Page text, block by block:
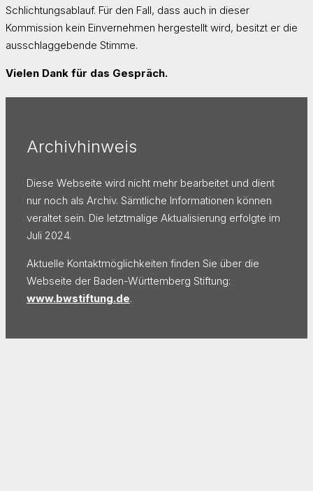
Schlichtungsablauf. Für den Fall, dass auch in dieser
Kommission kein Einvernehmen hergestellt wird, besitzt er die
ausschlaggebende Stimme.
Vielen Dank für das Gespräch.
Archivhinweis
Diese Webseite wird nicht mehr bearbeitet und dient
nur noch als Archiv. Sämtliche Informationen können
veraltet sein. Die letztmalige Aktualisierung erfolgte im
Juli 2024.
Aktuelle Kontaktmöglichkeiten finden Sie über die
Webseite der Baden-Württemberg Stiftung:
www.bwstiftung.de.